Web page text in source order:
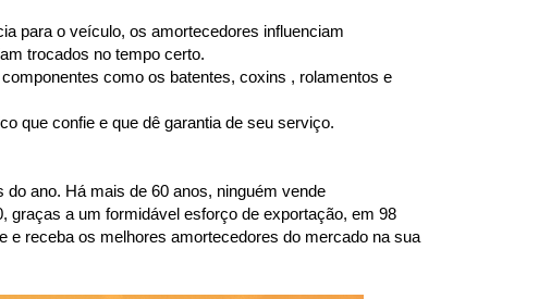
para o veículo, os amortecedores influenciam
trocados no tempo certo.
como os batentes, coxins , rolamentos e
que confie e que dê garantia de seu serviço.
ano. Há mais de 60 anos, ninguém vende
graças a um formidável esforço de exportação, em 98
e receba os melhores amortecedores do mercado na sua